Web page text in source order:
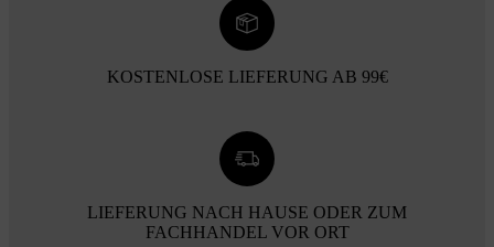
KOSTENLOSE LIEFERUNG AB 99€
LIEFERUNG NACH HAUSE ODER ZUM
FACHHANDEL VOR ORT